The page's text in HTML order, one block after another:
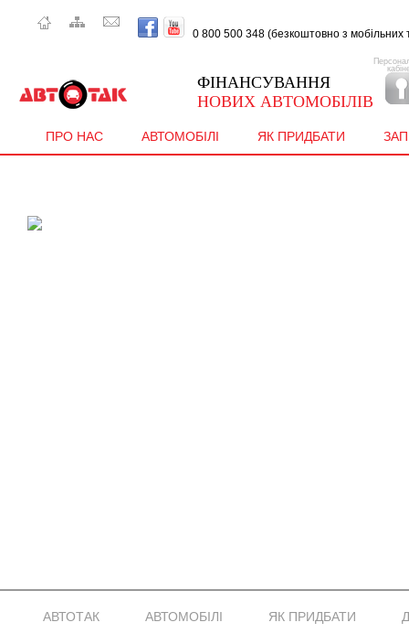
0 800 500 348 (безкоштовно з мобiльних
ФІНАНСУВАННЯ
НОВИХ АВТОМОБІЛІВ
ПРО НАС АВТОМОБІЛІ ЯК ПРИДБАТИ
АВТОТАК АВТОМОБІЛІ ЯК ПРИДБАТИ